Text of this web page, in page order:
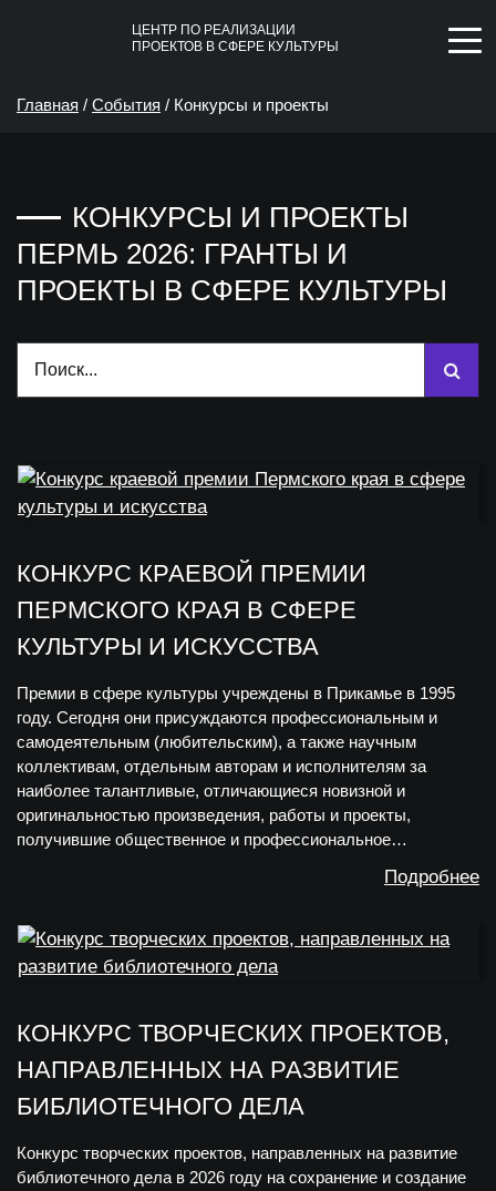
ЦЕНТР ПО РЕАЛИЗАЦИИ
ПРОЕКТОВ В СФЕРЕ КУЛЬТУРЫ
Главная / События / Конкурсы и проекты
КОНКУРСЫ И ПРОЕКТЫ
ПЕРМЬ 2026: ГРАНТЫ И
ПРОЕКТЫ В СФЕРЕ КУЛЬТУРЫ
КОНКУРС КРАЕВОЙ ПРЕМИИ
ПЕРМСКОГО КРАЯ В СФЕРЕ
КУЛЬТУРЫ И ИСКУССТВА
Премии в сфере культуры учреждены в Прикамье в 1995
году. Сегодня они присуждаются профессиональным и
самодеятельным (любительским), а также научным
коллективам, отдельным авторам и исполнителям за
наиболее талантливые, отличающиеся новизной и
оригинальностью произведения, работы и проекты,
получившие общественное и профессиональное…
Подробнее
КОНКУРС ТВОРЧЕСКИХ ПРОЕКТОВ,
НАПРАВЛЕННЫХ НА РАЗВИТИЕ
БИБЛИОТЕЧНОГО ДЕЛА
Конкурс творческих проектов, направленных на развитие
библиотечного дела в 2026 году на сохранение и создание